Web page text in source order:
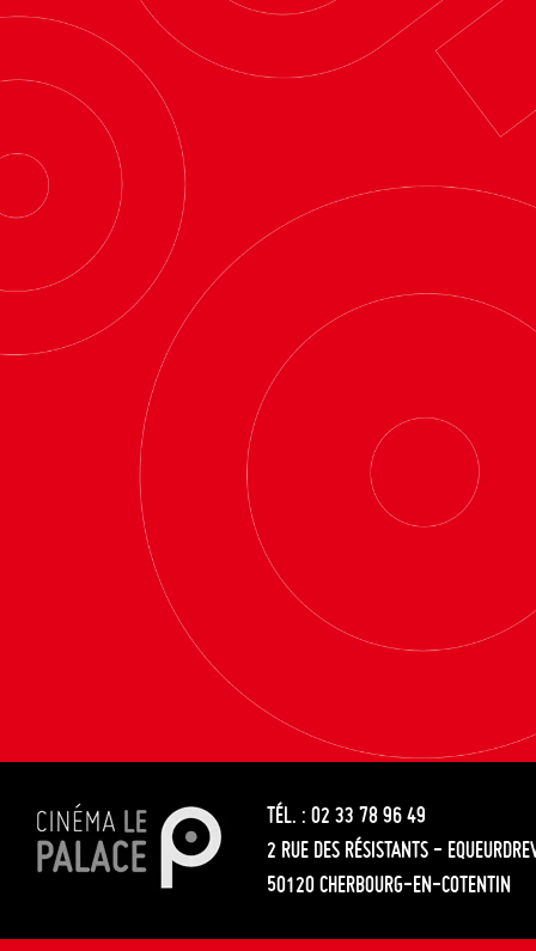
TÉL. : 02 33 78 96 49
2 RUE DES RÉSISTANTS -
50120 CHERBOURG-EN-COTENTIN